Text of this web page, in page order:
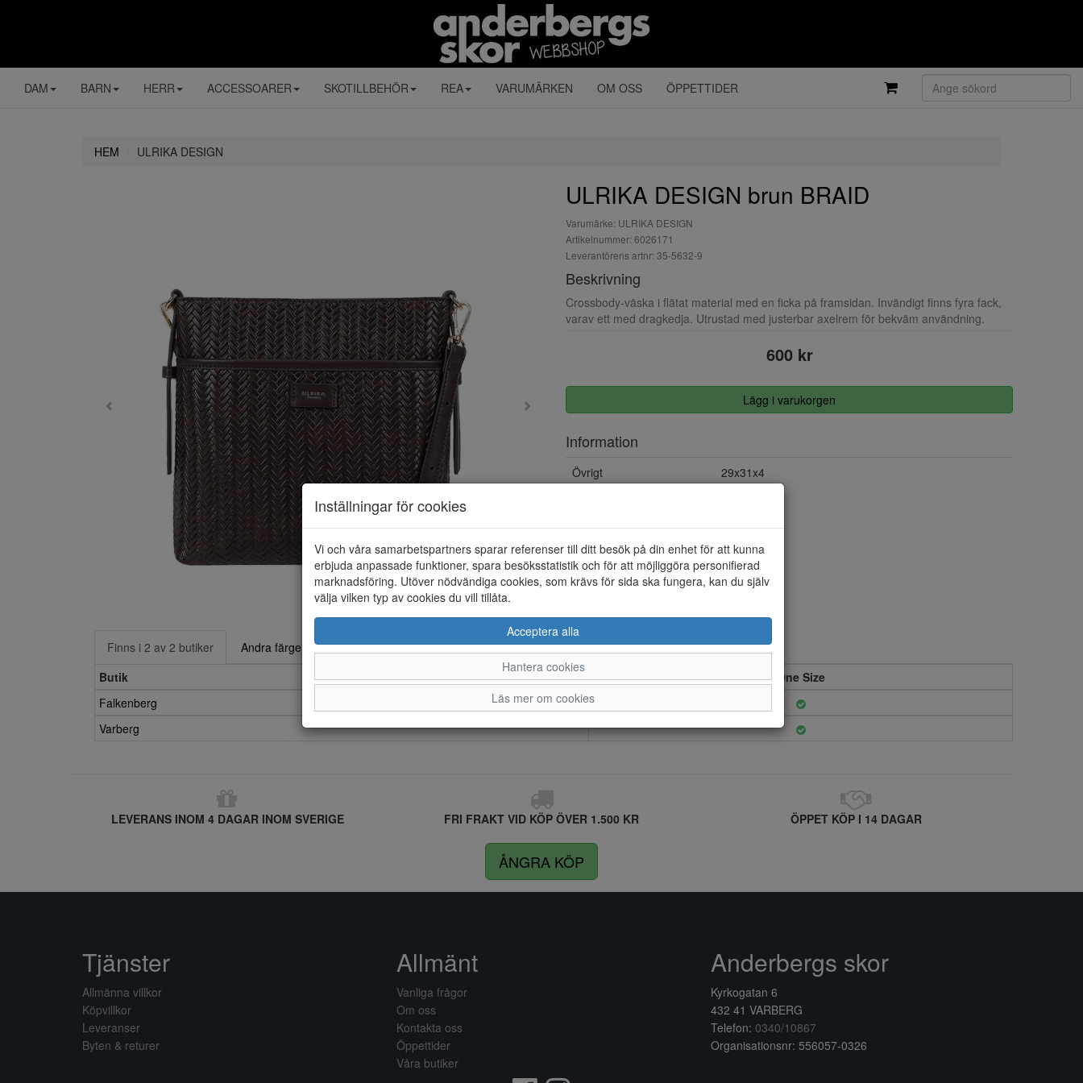
DAM BARN HERR ACCESSOARER SKOTILLBEHÖR REA VARUMÄRKEN OM OSS ÖPPETTIDER
HEM ULRIKA DESIGN
ULRIKA DESIGN brun BRAID
Varumärke: ULRIKA DESIGN
Artikelnummer: 6026171
Leverantörens artnr: 35-5632-9
Beskrivning
Crossbody-väska i flätat material med en ficka på framsidan. Invändigt finns fyra fack,
varav ett med dragkedja. Utrustad med justerbar axelrem för bekväm användning.
600 kr
Lägg i varukorgen
Information
Övrigt 29x31x4
Finns i 2 av 2 butiker
Andra färger
Butik
One Size
Falkenberg
Varberg
LEVERANS INOM 4 DAGAR INOM SVERIGE FRI FRAKT VID KÖP ÖVER 1.500 KR ÖPPET KÖP I 14 DAGAR
ÅNGRA KÖP
Inställningar för cookies
Vi och våra samarbetspartners sparar referenser till ditt besök på din enhet för att kunna
erbjuda anpassade funktioner, spara besöksstatistik och för att möjliggöra personifierad
marknadsföring. Utöver nödvändiga cookies, som krävs för sida ska fungera, kan du själv
välja vilken typ av cookies du vill tillåta.
Acceptera alla
Hantera cookies
Läs mer om cookies
Tjänster
Allmänna villkor
Köpvillkor
Leveranser
Byten & returer
Allmänt
Vanliga frågor
Om oss
Kontakta oss
Öppettider
Våra butiker
Anderbergs skor
Kyrkogatan 6
432 41 VARBERG
Telefon: 0340/10867
Organisationsnr: 556057-0326